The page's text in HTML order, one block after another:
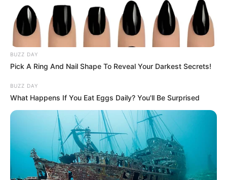
BUZZ DAY
Pick A Ring And Nail Shape To Reveal Your Darkest Secrets!
BUZZ DAY
What Happens If You Eat Eggs Daily? You'll Be Surprised